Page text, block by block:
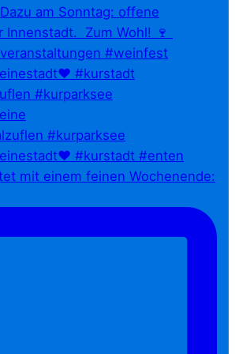
#kurparksee
mit einem feinen Wochenende: